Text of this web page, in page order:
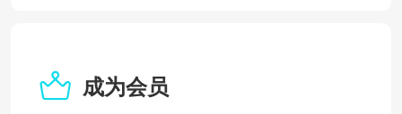
成为会员